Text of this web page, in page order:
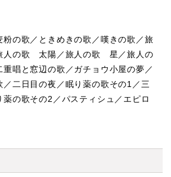
粉の歌／ときめきの歌／嘆きの歌／旅
人の歌 太陽／旅人の歌 星／旅人の
唱と窓辺の歌／ガチョウ小屋の夢／
／二日目の夜／眠り薬の歌その1／三
薬の歌その2／パスティシュ／エピロ